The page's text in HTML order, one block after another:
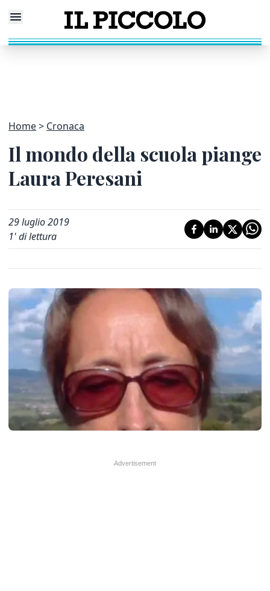
Home Cronaca
Il mondo della scuola piange
Laura Peresani
29 luglio 2019
1' di lettura